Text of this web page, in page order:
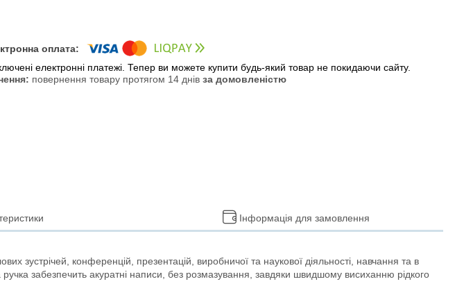
електронні платежі. Тепер ви можете купити будь-який товар не покидаючи сайту.
повернення товару протягом 14 днів за домовленістю
Інформація для замовлення
зустрічей, конференцій, презентацій, виробничої та наукової діяльності, навчання та в
забезпечить акуратні написи, без розмазування, завдяки швидшому висиханню рідкого